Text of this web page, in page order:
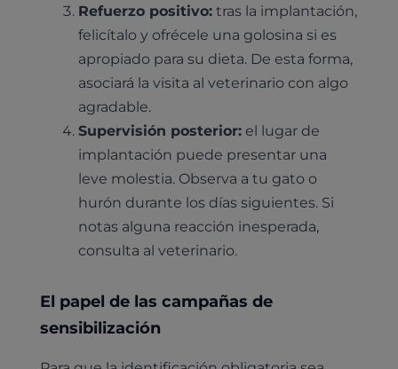
Animales Exóticos
Todas las especialidades
Refuerzo positivo: tras la implantación,
felicítalo y ofrécele una golosina si es
apropiado para su dieta. De esta forma,
asociará la visita al veterinario con algo
agradable.
Supervisión posterior: el lugar de
implantación puede presentar una
leve molestia. Observa a tu gato o
hurón durante los días siguientes. Si
notas alguna reacción inesperada,
consulta al veterinario.
El papel de las campañas de
sensibilización